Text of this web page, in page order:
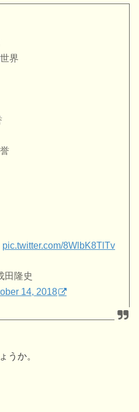
界
pic.twitter.com/8WlbK8TlTv
田隆史
14, 2018
うか。